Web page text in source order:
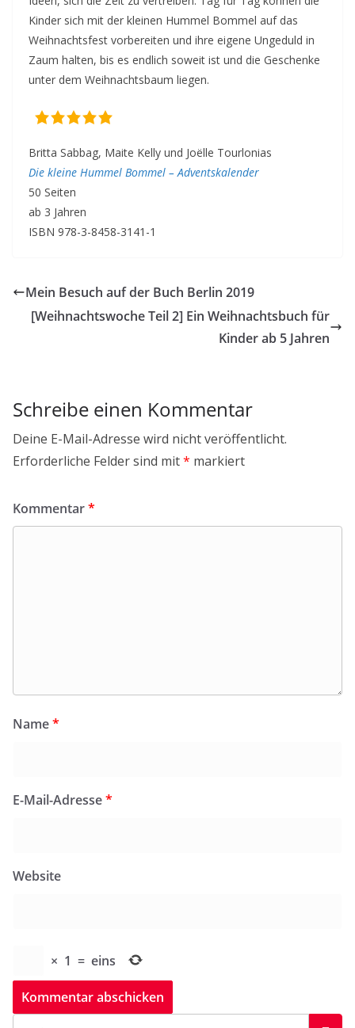
Kinder sich mit der kleinen Hummel Bommel auf das
Weihnachtsfest vorbereiten und ihre eigene Ungeduld in
Zaum halten, bis es endlich soweit ist und die Geschenke
unter dem Weihnachtsbaum liegen.
Britta Sabbag, Maite Kelly und Joëlle Tourlonias
Die kleine Hummel Bommel – Adventskalender
50 Seiten
ab 3 Jahren
ISBN 978-3-8458-3141-1
Mein Besuch auf der Buch Berlin 2019
[Weihnachtswoche Teil 2] Ein Weihnachtsbuch für
Kinder ab 5 Jahren
Schreibe einen Kommentar
Deine E-Mail-Adresse wird nicht veröffentlicht.
Erforderliche Felder sind mit* markiert
Kommentar*
Name*
E-Mail-Adresse*
Website
× 1 = eins